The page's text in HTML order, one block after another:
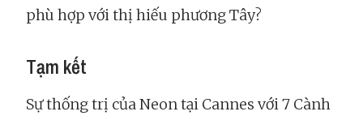
phù hợp với thị hiếu phương Tây?
Tạm kết
Sự thống trị của Neon tại Cannes với 7 Cành